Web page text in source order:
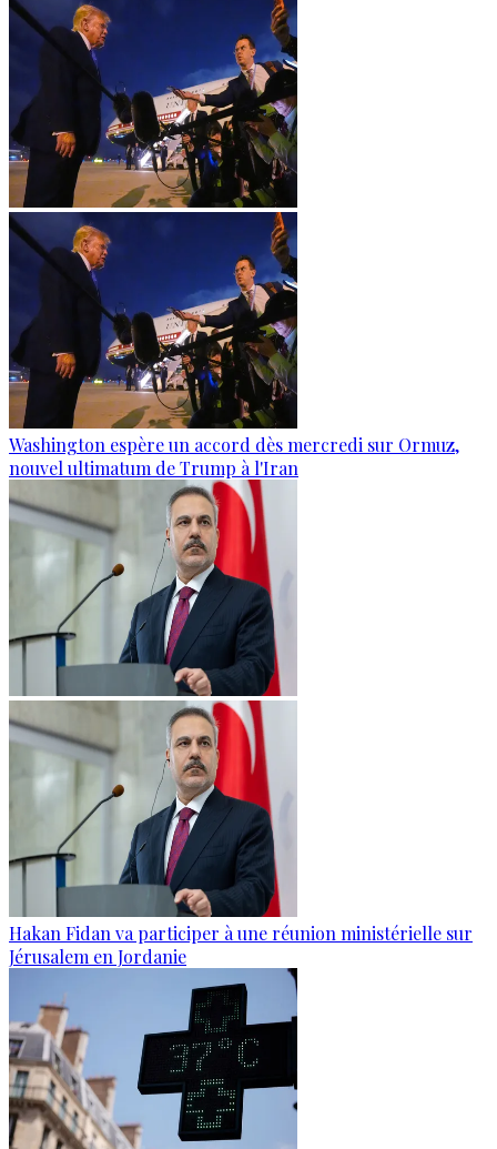
Washington espère un accord dès mercredi sur Ormuz,
nouvel ultimatum de Trump à l'Iran
Hakan Fidan va participer à une réunion ministérielle sur
Jérusalem en Jordanie